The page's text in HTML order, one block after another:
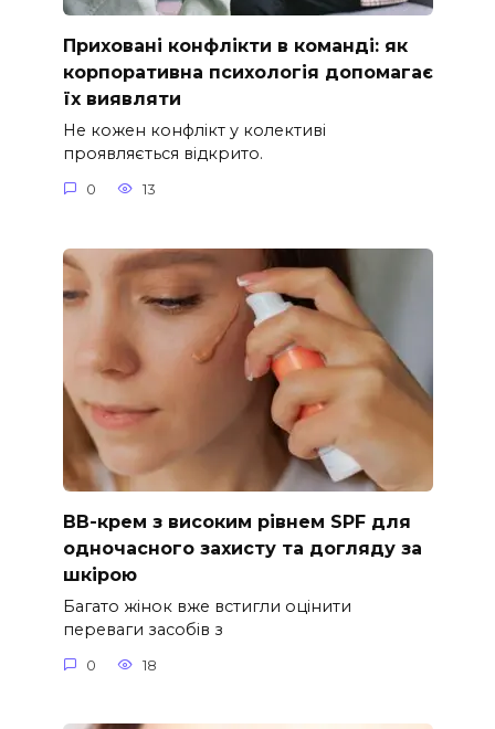
Приховані конфлікти в команді: як
корпоративна психологія допомагає
їх виявляти
Не кожен конфлікт у колективі
проявляється відкрито.
0 13
ВВ-крем з високим рівнем SPF для
одночасного захисту та догляду за
шкірою
Багато жінок вже встигли оцінити
переваги засобів з
0 18